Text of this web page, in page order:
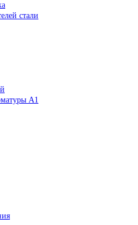
стали
А1